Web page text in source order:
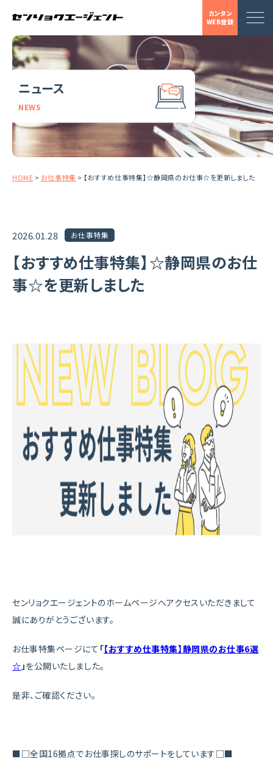
カンタン
WEB登録
ニュース
NEWS
HOME > お仕事特集 > 【おすすめ仕事特集】☆静岡県のお仕事☆を更新しました
2026.01.28 お仕事特集
【おすすめ仕事特集】☆静岡県のお仕
事☆を更新しました
センリョクエージェントのホームページへアクセスいただきまして
誠にありがとうございます。
お仕事特集ページにて 「【おすすめ仕事特集】静岡県のお仕事6選
☆」を公開いたしました。
是非、ご確認ください。
■□全国16拠点でお仕事探しのサポートをしています□■